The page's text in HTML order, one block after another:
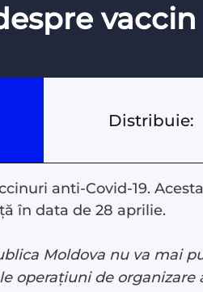
vaccin
Distribuie:
anti-Covid-19.
în data de 28 aprilie.
Moldova nu va mai
operațiuni de